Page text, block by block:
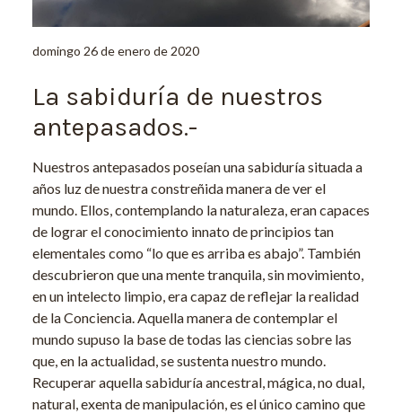
domingo 26 de enero de 2020
La sabiduría de nuestros
antepasados.-
Nuestros antepasados poseían una sabiduría situada a
años luz de nuestra constreñida manera de ver el
mundo. Ellos, contemplando la naturaleza, eran capaces
de lograr el conocimiento innato de principios tan
elementales como “lo que es arriba es abajo”. También
descubrieron que una mente tranquila, sin movimiento,
en un intelecto limpio, era capaz de reflejar la realidad
de la Conciencia. Aquella manera de contemplar el
mundo supuso la base de todas las ciencias sobre las
que, en la actualidad, se sustenta nuestro mundo.
Recuperar aquella sabiduría ancestral, mágica, no dual,
natural, exenta de manipulación, es el único camino que